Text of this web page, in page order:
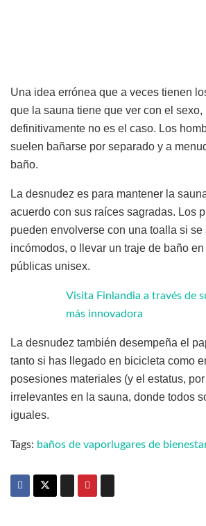
Una idea errónea que a veces tienen
que la sauna tiene que ver con el sexo,
definitivamente no es el caso. Los
suelen bañarse por separado y a
baño.
La desnudez es para mantener la
acuerdo con sus raíces sagradas. Los
pueden envolverse con una toalla si se
incómodos, o llevar un traje de baño
públicas unisex.
Visita Finlandia a través de
más innovadora
La desnudez también desempeña el
tanto si has llegado en bicicleta como
posesiones materiales (y el estatus,
irrelevantes en la sauna, donde todos
iguales.
Tags: baños de vapor lugares de